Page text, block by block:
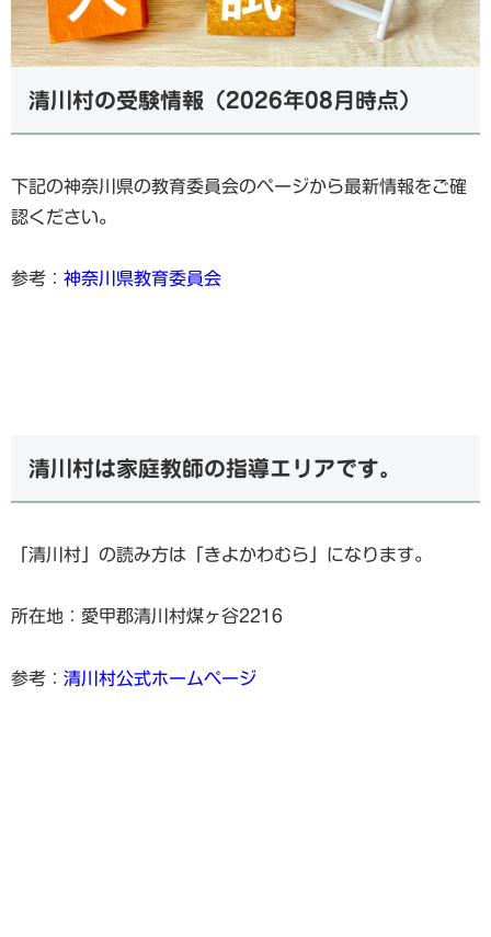
清川村の受験情報（2026年08月時点）
下記の神奈川県の教育委員会のページから最新情報をご確
認ください。
参考： 神奈川県教育委員会
清川村は家庭教師の指導エリアです。
「清川村」の読み方は「きよかわむら」になります。
所在地：愛甲郡清川村煤ヶ谷2216
参考： 清川村公式ホームページ